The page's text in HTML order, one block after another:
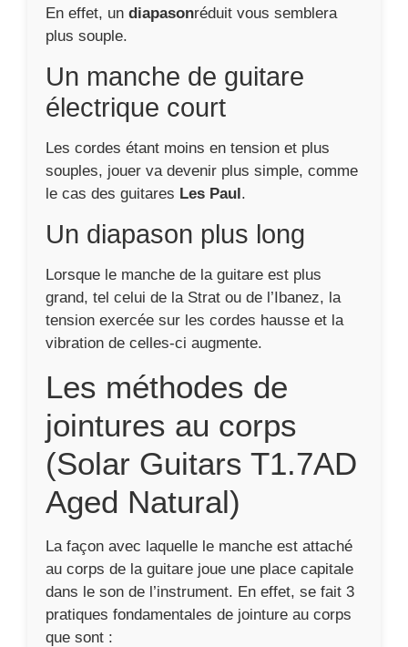
En effet, un diapasonréduit vous semblera
plus souple.
Un manche de guitare
électrique court
Les cordes étant moins en tension et plus
souples, jouer va devenir plus simple, comme
le cas des guitares Les Paul.
Un diapason plus long
Lorsque le manche de la guitare est plus
grand, tel celui de la Strat ou de l’Ibanez, la
tension exercée sur les cordes hausse et la
vibration de celles-ci augmente.
Les méthodes de
jointures au corps
(Solar Guitars T1.7AD
Aged Natural)
La façon avec laquelle le manche est attaché
au corps de la guitare joue une place capitale
dans le son de l’instrument. En effet, se fait 3
pratiques fondamentales de jointure au corps
que sont :